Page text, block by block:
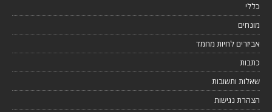
כללי
מונחים
אביזרים לחיות מחמד
כתבות
שאלות ותשובות
הצהרת נגישות